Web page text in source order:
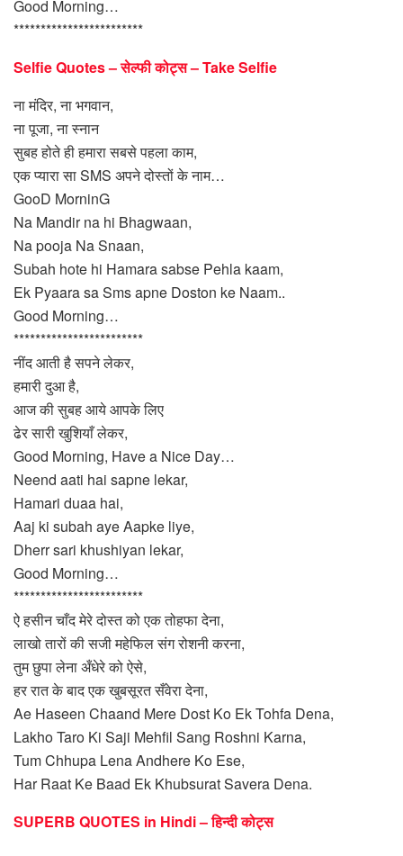
Good Morning…
************************
Selfie Quotes – सेल्फी कोट्स – Take Selfie
ना मंदिर, ना भगवान,
ना पूजा, ना स्नान
सुबह होते ही हमारा सबसे पहला काम,
एक प्यारा सा SMS अपने दोस्तों के नाम…
GooD MorninG
Na Mandir na hi Bhagwaan,
Na pooja Na Snaan,
Subah hote hi Hamara sabse Pehla kaam,
Ek Pyaara sa Sms apne Doston ke Naam..
Good Morning…
************************
नींद आती है सपने लेकर,
हमारी दुआ है,
आज की सुबह आये आपके लिए
ढेर सारी खुशियाँ लेकर,
Good Morning, Have a Nice Day…
Neend aati hai sapne lekar,
Hamari duaa hai,
Aaj ki subah aye Aapke liye,
Dherr sari khushiyan lekar,
Good Morning…
************************
ऐ हसीन चाँद मेरे दोस्त को एक तोहफा देना,
लाखो तारों की सजी महेफिल संग रोशनी करना,
तुम छुपा लेना अँधेरे को ऐसे,
हर रात के बाद एक खुबसूरत सँवेरा देना,
Ae Haseen Chaand Mere Dost Ko Ek Tohfa Dena,
Lakho Taro Ki Saji Mehfil Sang Roshni Karna,
Tum Chhupa Lena Andhere Ko Ese,
Har Raat Ke Baad Ek Khubsurat Savera Dena.
SUPERB QUOTES in Hindi – हिन्दी कोट्स